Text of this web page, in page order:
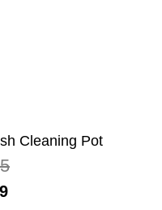
Cleaning Pot